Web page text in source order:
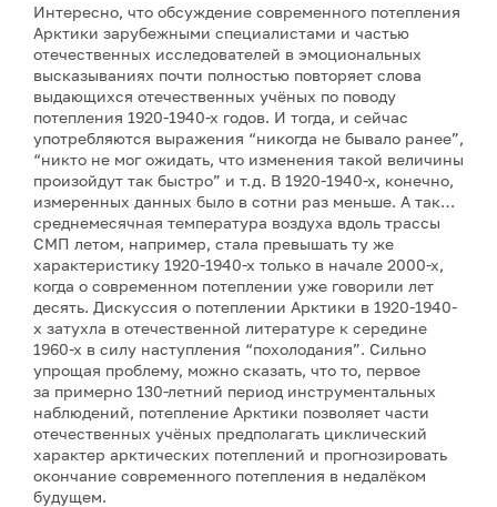
Интересно, что обсуждение современного потепления
Арктики зарубежными специалистами и частью
отечественных исследователей в эмоциональных
высказываниях почти полностью повторяет слова
выдающихся отечественных учёных по поводу
потепления 1920-1940-х годов. И тогда, и сейчас
употребляются выражения “никогда не бывало ранее”,
“никто не мог ожидать, что изменения такой величины
произойдут так быстро” и т.д. В 1920-1940-х, конечно,
измеренных данных было в сотни раз меньше. А так…
среднемесячная температура воздуха вдоль трассы
СМП летом, например, стала превышать ту же
характеристику 1920-1940-х только в начале 2000-х,
когда о современном потеплении уже говорили лет
десять. Дискуссия о потеплении Арктики в 1920-1940-
х затухла в отечественной литературе к середине
1960-х в силу наступления “похолодания”. Сильно
упрощая проблему, можно сказать, что то, первое
за примерно 130-летний период инструментальных
наблюдений, потепление Арктики позволяет части
отечественных учёных предполагать циклический
характер арктических потеплений и прогнозировать
окончание современного потепления в недалёком
будущем.